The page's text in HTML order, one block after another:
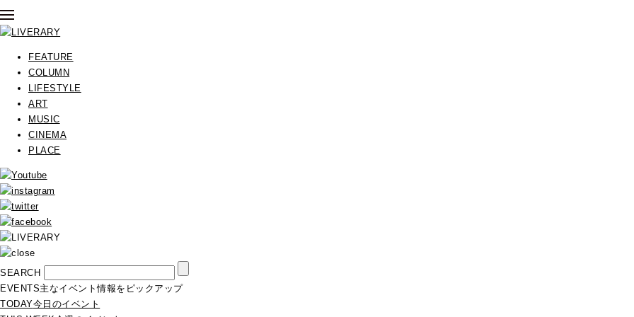
FEATURE
COLUMN
LIFESTYLE
ART
MUSIC
CINEMA
PLACE
SEARCH
EVENTS主なイベント情報をピックアップ
TODAY今日のイベント